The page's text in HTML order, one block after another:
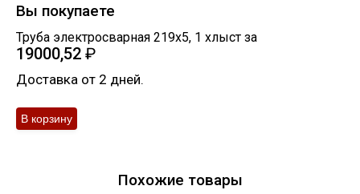
Вы покупаете
Труба электросварная 219х5, 1 хлыст за
19000,52 ₽
Доставка от 2 дней.
Похожие товары